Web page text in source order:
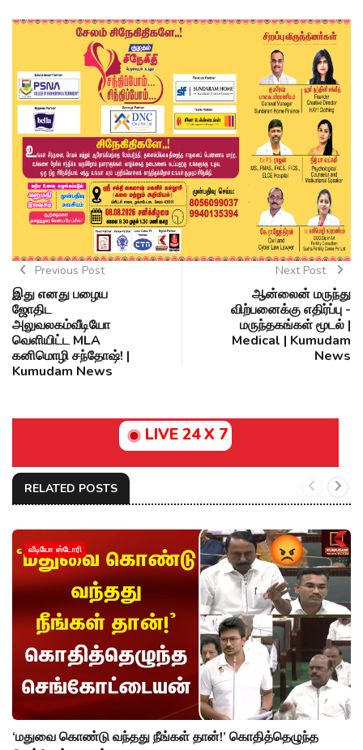
Previous Post
இது எனது பழைய
ஜோதிட
அலுவலகம்வீடியோ
வெளியிட்ட MLA
கனிமொழி சந்தோஷ்! |
Kumudam News
Next Post
ஆன்லைன் மருந்து
விற்பனைக்கு எதிர்ப்பு -
மருந்தகங்கள் மூடல் |
Medical | Kumudam
News
LIVE 24 X 7
RELATED POSTS
வீடியோ ஸ்டோரி
‘மதுவை கொண்டு வந்தது நீங்கள் தான்!’ கொதித்தெழுந்த